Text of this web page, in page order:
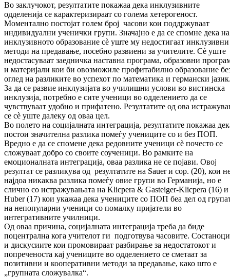
Во заклучокот, резултатите покажаа дека инклузивните
одделенија се карактеризираат со голема хетерогеност.
Моментално постојат голем број часови кои поддржуваат
индивидуални ученички групи. Значајно е да се спомне дека на
инклузивното образование сè уште му недостигаат инклузивни
методи на предавање, посебно развиени за учителите. Сè уште
недостасуваат заедничка наставна програма, образовни
и материјали кои би овозможиле профитабилно образование
оглед на разликите во успехот по математика и германски
За да се развие инклузијата во училишни услови во вистинска
инклузија, потребно е сите ученици во одделението да се
чувствуваат удобно и прифатено. Резултатите од ова
се сè уште далеку од оваа цел.
Во полето на социјалната интеграција, резултатите покажаа
постои значителна разлика помеѓу учениците со и без ПОП.
Вредно е да се спомене дека редовните ученици сè почесто се
сложуваат добро со своите соученици. Во рамките на
емоционалната интеграција, оваа разлика не се појави. Овој
резултат се разликува од резултатите на Sauer и сор. (20), кои
најдоа никаква разлика помеѓу овие групи во Германија, но е
слично со истражувањата на Klicpera & Gasteiger-Klicpera (16) и
Huber (17) кои укажаа дека учениците со ПОП беа дел од
на непопуларни ученици со помалку пријатели во
интегративните училници.
Од оваа причина, социјалната интеграција треба да биде
поцентрална кога учителот ги подготвува часовите.
и дискусиите кои промовираат разбирање за недостатокот и
попреченоста кај учениците во одделението се сметаат за
позитивни и кооперативни методи за предавање, како што е
„групната сложувалка“.